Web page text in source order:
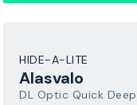
HIDE-A-LITE
Alasvalo
DL Optic Quick Deep